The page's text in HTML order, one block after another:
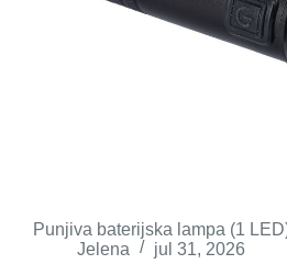
Punjiva baterijska lampa (1
Jelena
jul 31, 2026